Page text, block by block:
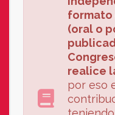
formato
(oral o
realice
por eso